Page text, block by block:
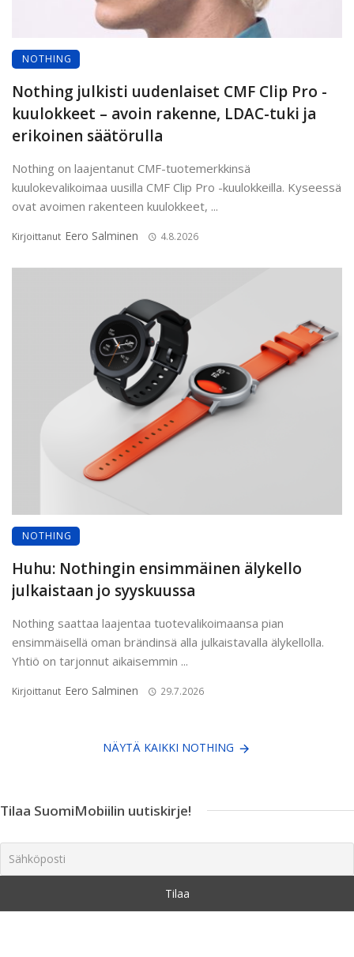
NOTHING
Nothing julkisti uudenlaiset CMF Clip Pro -
kuulokkeet – avoin rakenne, LDAC-tuki ja
erikoinen säätörulla
Nothing on laajentanut CMF-tuotemerkkinsä
kuulokevalikoimaa uusilla CMF Clip Pro -kuulokkeilla. Kyseessä
ovat avoimen rakenteen kuulokkeet, ...
Kirjoittanut Eero Salminen 4.8.2026
NOTHING
Huhu: Nothingin ensimmäinen älykello
julkaistaan jo syyskuussa
Nothing saattaa laajentaa tuotevalikoimaansa pian
ensimmäisellä oman brändinsä alla julkaistavalla älykellolla.
Yhtiö on tarjonnut aikaisemmin ...
Kirjoittanut Eero Salminen 29.7.2026
NÄYTÄ KAIKKI NOTHING
Tilaa SuomiMobiilin uutiskirje!